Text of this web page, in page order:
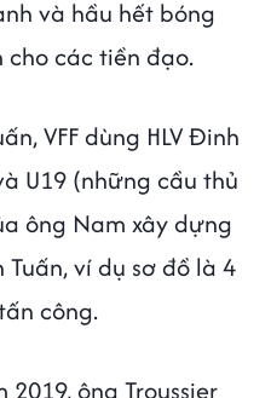
và hầu hết bóng
các tiền đạo.
VFF dùng HLV Đinh
U19 (những cầu thủ
ông Nam xây dựng
Tuấn, ví dụ sơ đồ là 4
công.
ông Troussier